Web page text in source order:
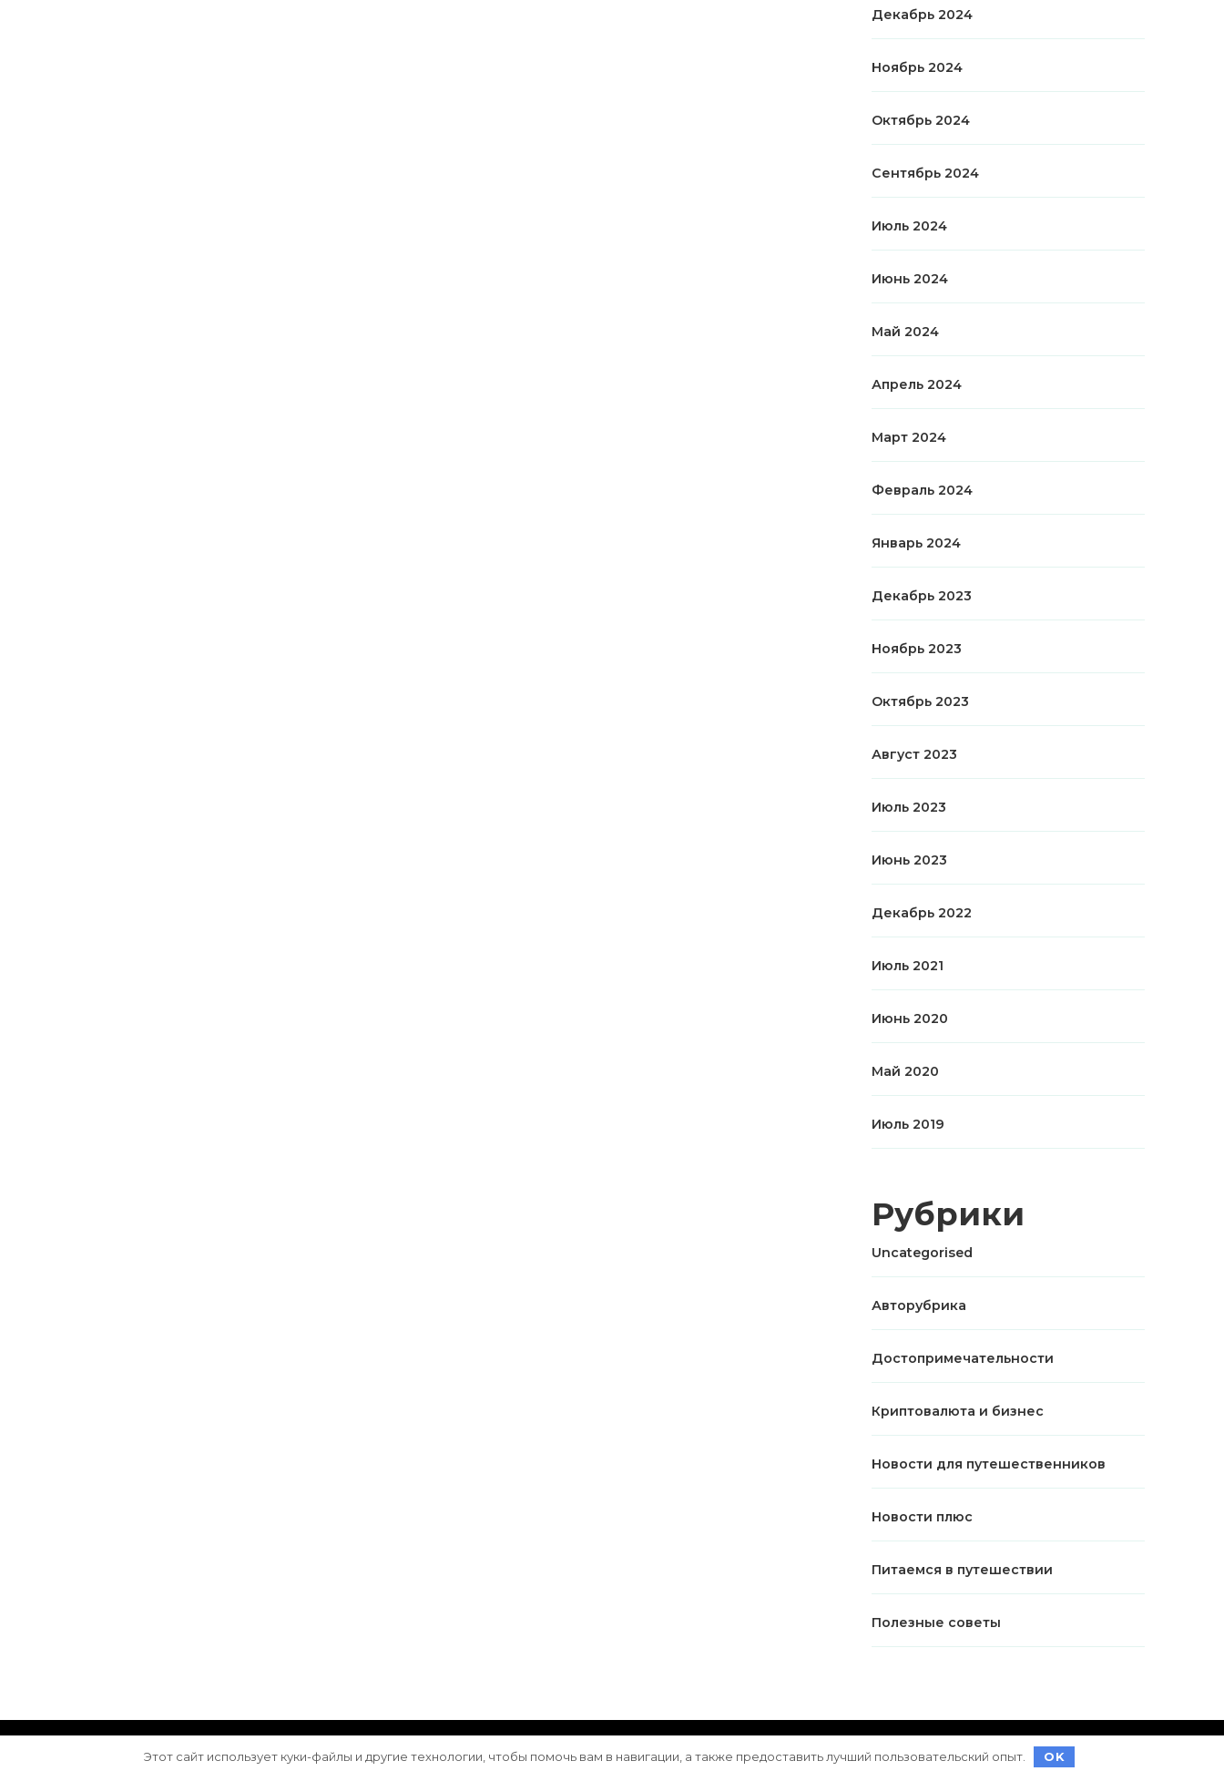
Декабрь 2024
Ноябрь 2024
Октябрь 2024
Сентябрь 2024
Июль 2024
Июнь 2024
Май 2024
Апрель 2024
Март 2024
Февраль 2024
Январь 2024
Декабрь 2023
Ноябрь 2023
Октябрь 2023
Август 2023
Июль 2023
Июнь 2023
Декабрь 2022
Июль 2021
Июнь 2020
Май 2020
Июль 2019
Рубрики
Uncategorised
Авторубрика
Достопримечательности
Криптовалюта и бизнес
Новости для путешественников
Новости плюс
Питаемся в путешествии
Полезные советы
© Авторское право 2026 . Все права защищены. Vilva | Разработана WordPress
Этот сайт использует куки-файлы и другие технологии, чтобы помочь вам в навигации, а также предоставить лучший пользовательский опыт. OK